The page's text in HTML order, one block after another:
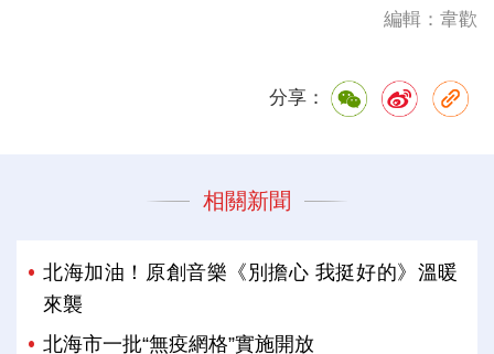
編輯：韋歡
分享：
相關新聞
北海加油！原創音樂《別擔心 我挺好的》溫暖
來襲
北海市一批“無疫網格”實施開放